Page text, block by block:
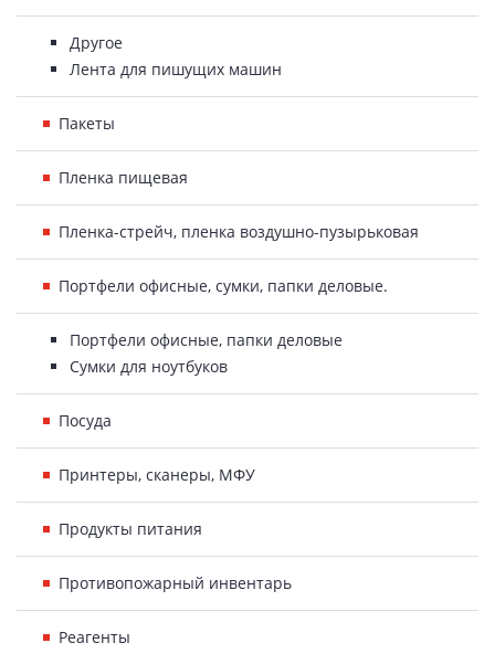
Другое
Лента для пишущих машин
Пакеты
Пленка пищевая
Пленка-стрейч, пленка воздушно-пузырьковая
Портфели офисные, сумки, папки деловые.
Портфели офисные, папки деловые
Сумки для ноутбуков
Посуда
Принтеры, сканеры, МФУ
Продукты питания
Противопожарный инвентарь
Реагенты